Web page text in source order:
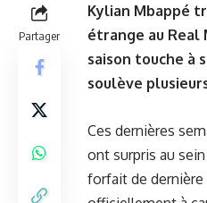
Partager
Kylian Mbappé
étrange au Real
saison touche à
soulève
Ces dernières
ont surpris au
forfait de dernière